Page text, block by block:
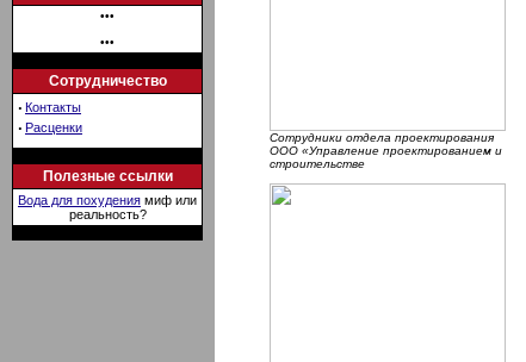
•••
•••
Сотрудничество
· Контакты
· Расценки
Полезные ссылки
Вода для похудения миф или
реальность?
Сотрудники отдела проектирования
ООО «Управление проектированием и
строительстве